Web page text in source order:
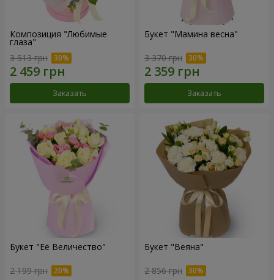
Композиция "Любимые
глаза"
3 513 грн
Заказать
Букет "Мамина весна"
3 370 грн
Заказать
Букет "Её Величество"
2 199 грн
Букет "Веяна"
2 856 грн